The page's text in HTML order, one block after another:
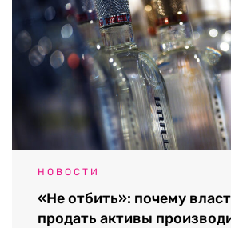
НОВОСТИ
«Не отбить»: почему
продать активы